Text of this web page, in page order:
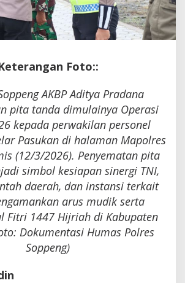
Foto::
AKBP Aditya Pradana
pita tanda dimulainya Operasi
kepada perwakilan personel
Pasukan di halaman Mapolres
(12/3/2026). Penyematan pita
simbol kesiapan sinergi TNI,
daerah, dan instansi terkait
arus mudik serta
Fitri 1447 Hijriah di Kabupaten
Dokumentasi Humas Polres
Soppeng)